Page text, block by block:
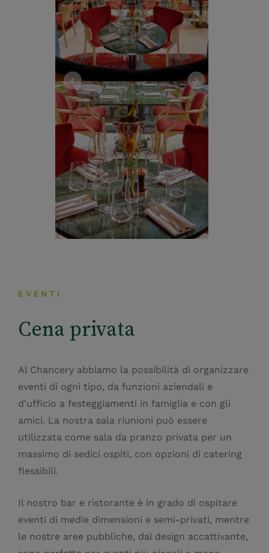
EVENTI
Cena privata
Al Chancery abbiamo la possibilità di organizzare
eventi di ogni tipo, da funzioni aziendali e
d'ufficio a festeggiamenti in famiglia e con gli
amici. La nostra sala riunioni può essere
utilizzata come sala da pranzo privata per un
massimo di sedici ospiti, con opzioni di catering
flessibili.
Il nostro bar e ristorante è in grado di ospitare
eventi di medie dimensioni e semi-privati, mentre
le nostre aree pubbliche, dal design accattivante,